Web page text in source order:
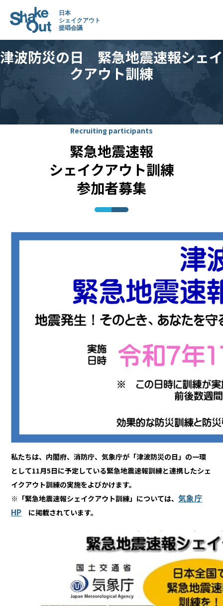
津波防災の日 緊急地震速報シェイ
クアウト訓練
Recruiting participants
緊急地震速報
シェイクアウト訓練
参加者募集
私たちは、内閣府、消防庁、気象庁が「津波防災の日」の一環
として11月5日に予定している緊急地震速報訓練と連携したシェ
イクアウト訓練の実施をよびかけます。
※「緊急地震速報シェイクアウト訓練」については、気象庁
HP に掲載されています。